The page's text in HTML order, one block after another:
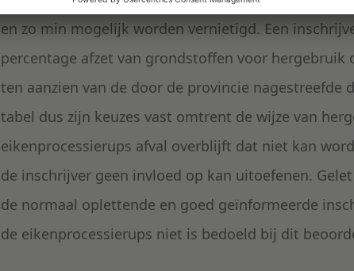
en zo min mogelijk worden vernietigd. Een
percentage afzet van grondstoffen voor hergebruik
ten aanzien van de door de provincie nagestreefde
tabel dus zijn keuzes vast omtrent de wijze van
eikenprocessierups afval overblijft dat niet kan
de inschrijver geen invloed op kan uitoefenen.
de normaal oplettende en goed geïnformeerde
de eikenprocessierups niet is bedoeld bij dit